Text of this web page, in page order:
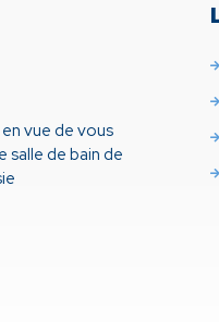
vue de vous
salle de bain de